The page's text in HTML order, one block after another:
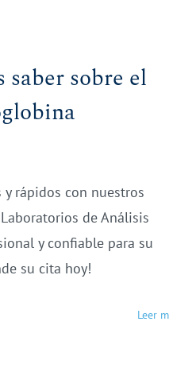
saber sobre el
rápidos con nuestros
de Análisis
y confiable para su
su cita hoy!
Leer